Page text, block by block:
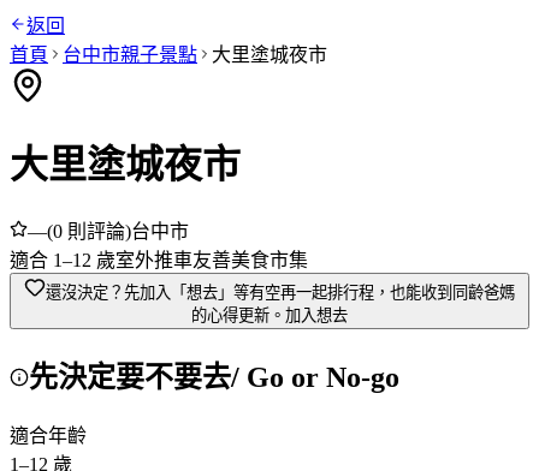
返回
首頁
台中市親子景點 大里塗城夜市
大里塗城夜市
—(0 則評論)台中市
適合 1–12 歲室外推車友善美食市集
還沒決定？先加入「想去」 等有空再一起排行程，也能收到同齡爸媽
的心得更新。 加入想去
先決定要不要去/ Go or No-go
適合年齡
1–12 歲